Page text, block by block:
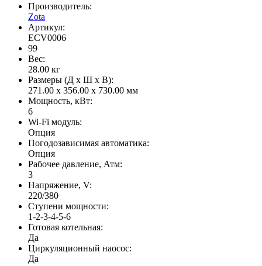
Производитель:
Zota
Артикул:
ECV0006
99
Вес:
28.00 кг
Размеры (Д x Ш x В):
271.00 x 356.00 x 730.00 мм
Мощность, кВт:
6
Wi-Fi модуль:
Опция
Погодозависимая автоматика:
Опция
Рабочее давление, Атм:
3
Напряжение, V:
220/380
Ступени мощности:
1-2-3-4-5-6
Готовая котельная:
Да
Циркуляционный наосос:
Да